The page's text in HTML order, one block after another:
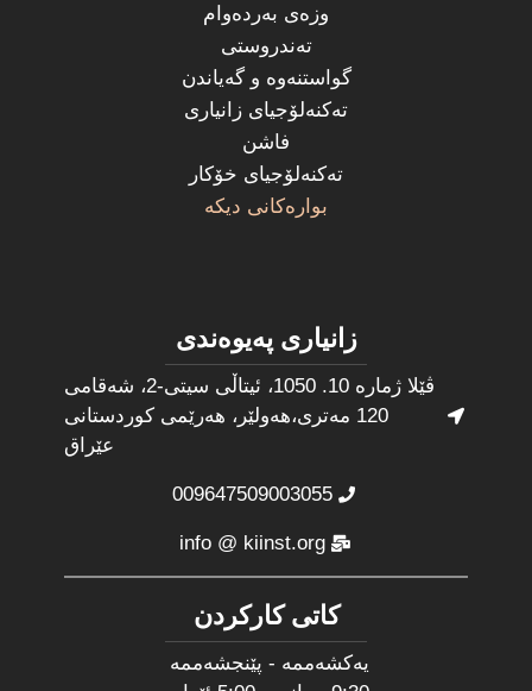
زانیاری پەیوەندی
ڤێلا ژمارە 10. 1050، ئیتاڵی سیتی-2، شەقامی
120 مەتری،هەولێر، هەرێمی کوردستانی
عێراق
009647509003055
info @ kiinst.org
کاتی کارکردن
یەکشەممە - پێنجشەممە
وزەی بەردەوام
تەندروستی
گواستنەوە و گەیاندن
تەکنەلۆجیای زانیاری
فاشن
تەکنەلۆجیای خۆکار
بوارەکانی دیکە